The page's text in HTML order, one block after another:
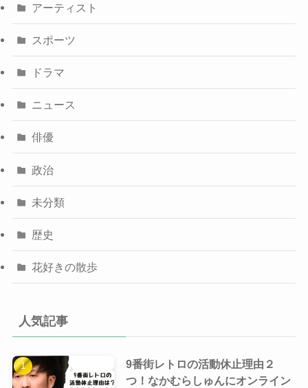
アーティスト
スポーツ
ドラマ
ニュース
俳優
政治
未分類
歴史
花好きの散歩
人気記事
9番街レトロの活動休止理由２
つ！なかむらしゅんにオンライン